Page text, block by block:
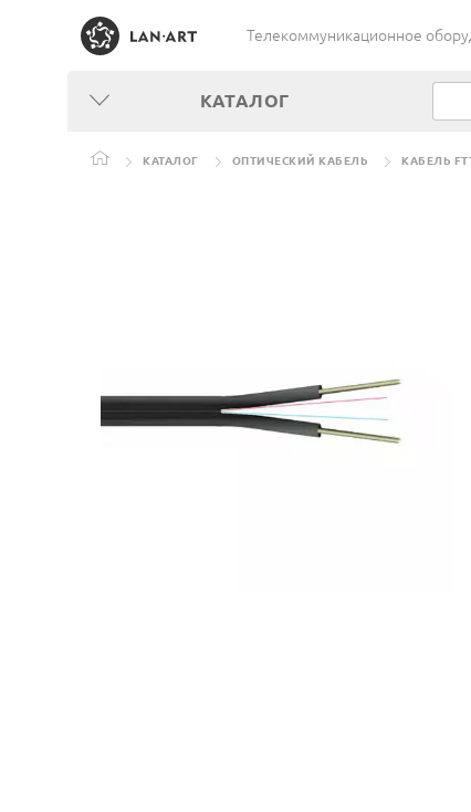
Телекоммуникационное
КАТАЛОГ
КАТАЛОГ ОПТИЧЕСКИЙ КАБЕЛЬ КАБЕЛЬ